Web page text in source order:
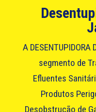
A DESENTUPIDORA
segmento de
Efluentes
Produtos
Desobstrução de